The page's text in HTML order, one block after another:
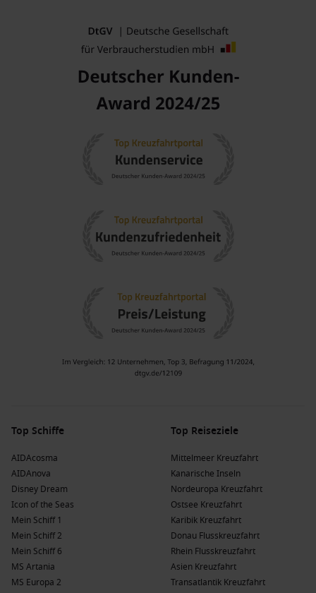
Top Schiffe
AIDAcosma
AIDAnova
Disney Dream
Icon of the Seas
Mein Schiff 1
Mein Schiff 2
Mein Schiff 6
MS Artania
MS Europa 2
Top Reiseziele
Mittelmeer Kreuzfahrt
Kanarische Inseln
Nordeuropa Kreuzfahrt
Ostsee Kreuzfahrt
Karibik Kreuzfahrt
Donau Flusskreuzfahrt
Rhein Flusskreuzfahrt
Asien Kreuzfahrt
Transatlantik Kreuzfahrt